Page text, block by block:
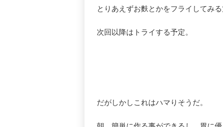
とりあえずお麩とかをフライしてみ
次回以降はトライする予定。
だがしかしこれはハマりそうだ。